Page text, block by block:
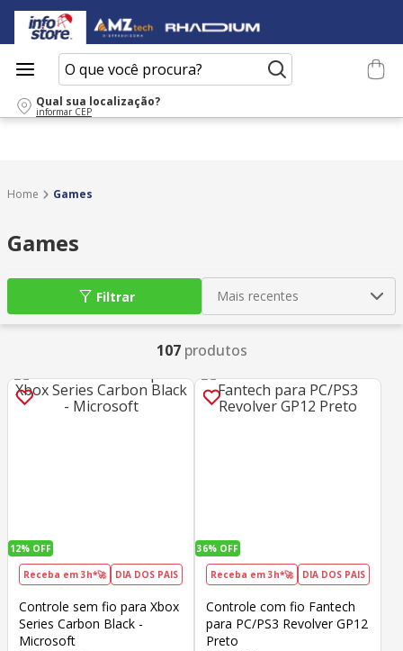
O que você procura?
Qual sua localização?
informar CEP
Games
Games
Mais recentes
Filtrar
107 produtos
12% OFF
Receba em 3h*🚀 DIA DOS PAIS
Controle sem fio para Xbox
Series Carbon Black -
Microsoft
36% OFF
Receba em 3h*🚀 DIA DOS PAIS
Controle com fio Fantech
para PC/PS3 Revolver GP12
Preto